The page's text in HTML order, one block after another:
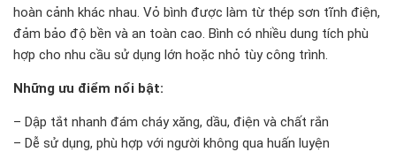
hoàn cảnh khác nhau. Vỏ bình được làm từ thép sơn tĩnh điện,
đảm bảo độ bền và an toàn cao. Bình có nhiều dung tích phù
hợp cho nhu cầu sử dụng lớn hoặc nhỏ tùy công trình.
Những ưu điểm nổi bật:
– Dập tắt nhanh đám cháy xăng, dầu, điện và chất rắn
– Dễ sử dụng, phù hợp với người không qua huấn luyện